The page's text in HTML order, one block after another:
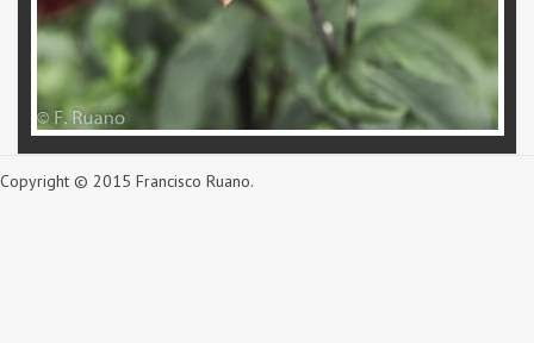
Copyright © 2015 Francisco Ruano.